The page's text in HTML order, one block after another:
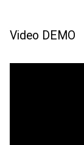
Video DEMO